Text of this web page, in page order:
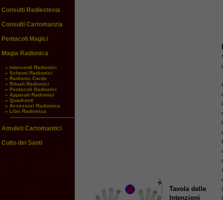
Consulti Radiestesia
Consulti Cartomanzia
Pentacoli Magici
Magia Radionica
» Interventi Radionici
» Schemi Radionici
» Radionic Cards
» Rituali Radionici
» Pentacoli Radionici
» Apparati Radionici
» Quadranti
» Accessori Radionica
» Libri Radionica
Amuleti Cartomantici
Culto dei Santi
Tavola delle
Intenzioni